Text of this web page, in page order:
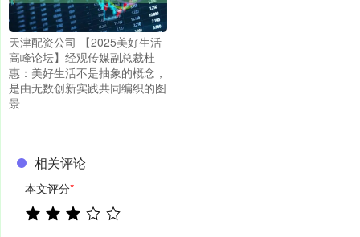
天津配资公司 【2025美好生活
高峰论坛】经观传媒副总裁杜
惠：美好生活不是抽象的概念，
是由无数创新实践共同编织的图
景
相关评论
本文评分*